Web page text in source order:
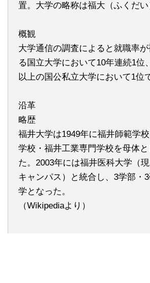
置。大学の略称は福大（ふくだい
概観
大学通信の調査によると就職率
る国立大学において10年連続1位
以上の国公私立大学において1位
沿革
略歴
福井大学は1949年に福井師範学
学校・福井工業専門学校を母体
た。2003年には福井医科大学（
キャンパス）と統合し、3学部・
学となった。
（Wikipediaより）